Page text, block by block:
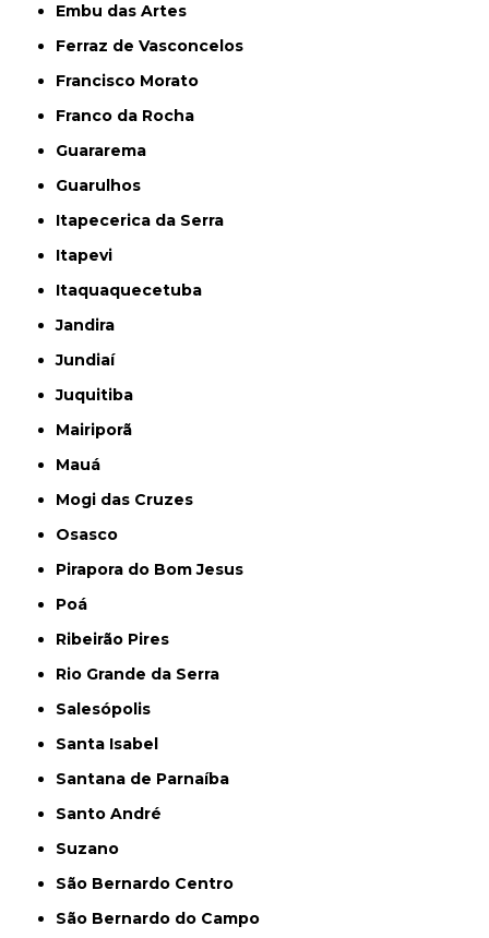
Embu das Artes
Ferraz de Vasconcelos
Francisco Morato
Franco da Rocha
Guararema
Guarulhos
Itapecerica da Serra
Itapevi
Itaquaquecetuba
Jandira
Jundiaí
Juquitiba
Mairiporã
Mauá
Mogi das Cruzes
Osasco
Pirapora do Bom Jesus
Poá
Ribeirão Pires
Rio Grande da Serra
Salesópolis
Santa Isabel
Santana de Parnaíba
Santo André
Suzano
São Bernardo Centro
São Bernardo do Campo